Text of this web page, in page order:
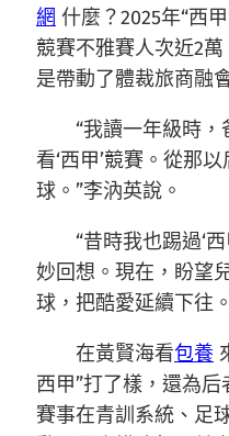
網 什麼？2025年“西
競賽不雅賽人次近2
是帶動了體裁旅商融
“我讀一年級時
看‘西甲’競賽。從那以
球。”李汭英說。
“昔時我也踢過‘
妙回想。現在，盼望
球，把酷愛延續下往
在黃賢海看包養
西甲”打了樣，還為
賽事在青訓系統、足